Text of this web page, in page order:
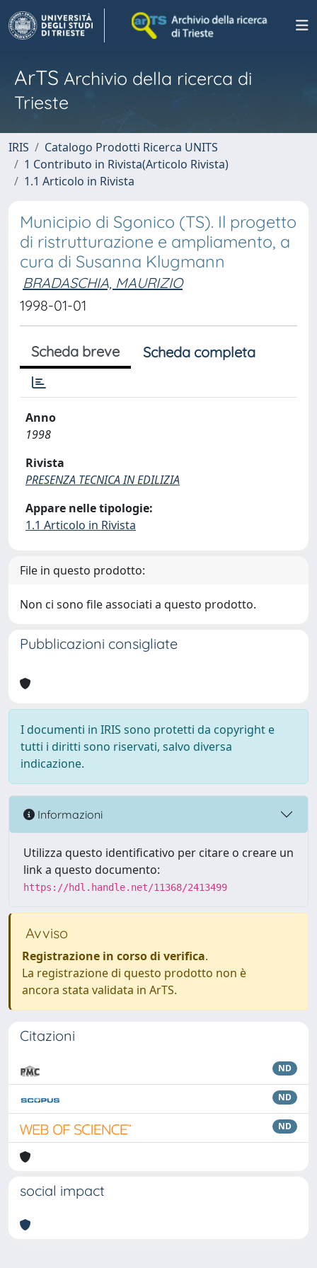
ArTS Archivio della ricerca di
Trieste
IRIS
Catalogo Prodotti Ricerca UNITS
1 Contributo in Rivista(Articolo Rivista)
1.1 Articolo in Rivista
Municipio di Sgonico (TS). Il progetto
di ristrutturazione e ampliamento, a
cura di Susanna Klugmann
BRADASCHIA, MAURIZIO
1998-01-01
Scheda breve Scheda completa
Anno
1998
Rivista
PRESENZA TECNICA IN EDILIZIA
Appare nelle tipologie:
1.1 Articolo in Rivista
File in questo prodotto:
Non ci sono file associati a questo prodotto.
Pubblicazioni consigliate
I documenti in IRIS sono protetti da copyright e
tutti i diritti sono riservati, salvo diversa
indicazione.
Informazioni
Utilizza questo identificativo per citare o creare un
link a questo documento:
https://hdl.handle.net/11368/2413499
Avviso
Registrazione in corso di verifica.
La registrazione di questo prodotto non è
ancora stata validata in ArTS.
Citazioni
ND
ND
ND
social impact